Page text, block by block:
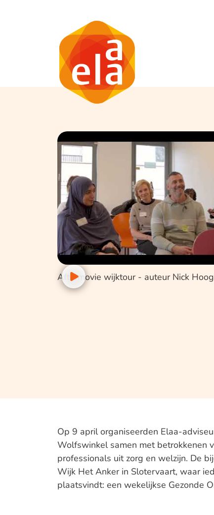
Aftermovie wijktour - auteur Nick
Op 9 april organiseerden Elaa-
Wolfswinkel samen met betrokkenen
professionals uit zorg en welzijn. De
Wijk Het Anker in Slotervaart, waar
plaatsvindt: een wekelijkse Gezonde